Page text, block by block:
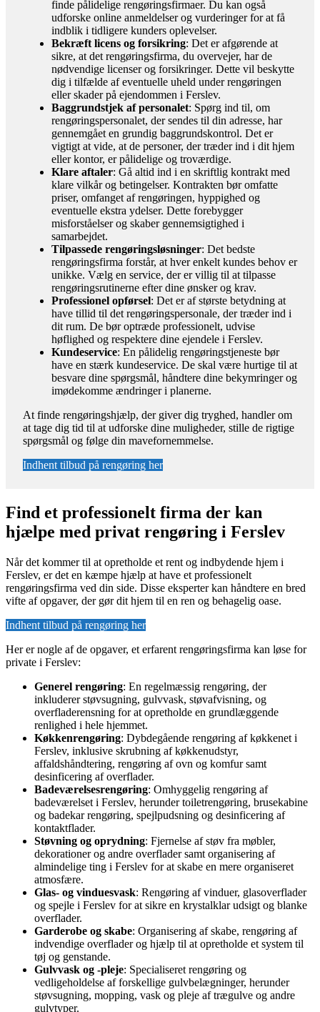
finde pålidelige rengøringsfirmaer. Du kan også
udforske online anmeldelser og vurderinger for at få
indblik i tidligere kunders oplevelser.
Bekræft licens og forsikring: Det er afgørende at
sikre, at det rengøringsfirma, du overvejer, har de
nødvendige licenser og forsikringer. Dette vil beskytte
dig i tilfælde af eventuelle uheld under rengøringen
eller skader på ejendommen i Ferslev.
Baggrundstjek af personalet: Spørg ind til, om
rengøringspersonalet, der sendes til din adresse, har
gennemgået en grundig baggrundskontrol. Det er
vigtigt at vide, at de personer, der træder ind i dit hjem
eller kontor, er pålidelige og troværdige.
Klare aftaler: Gå altid ind i en skriftlig kontrakt med
klare vilkår og betingelser. Kontrakten bør omfatte
priser, omfanget af rengøringen, hyppighed og
eventuelle ekstra ydelser. Dette forebygger
misforståelser og skaber gennemsigtighed i
samarbejdet.
Tilpassede rengøringsløsninger: Det bedste
rengøringsfirma forstår, at hver enkelt kundes behov er
unikke. Vælg en service, der er villig til at tilpasse
rengøringsrutinerne efter dine ønsker og krav.
Professionel opførsel: Det er af største betydning at
have tillid til det rengøringspersonale, der træder ind i
dit rum. De bør optræde professionelt, udvise
høflighed og respektere dine ejendele i Ferslev.
Kundeservice: En pålidelig rengøringstjeneste bør
have en stærk kundeservice. De skal være hurtige til at
besvare dine spørgsmål, håndtere dine bekymringer og
imødekomme ændringer i planerne.
At finde rengøringshjælp, der giver dig tryghed, handler om
at tage dig tid til at udforske dine muligheder, stille de rigtige
spørgsmål og følge din mavefornemmelse.
Indhent tilbud på rengøring her
Find et professionelt firma der kan
hjælpe med privat rengøring i Ferslev
Når det kommer til at opretholde et rent og indbydende hjem i
Ferslev, er det en kæmpe hjælp at have et professionelt
rengøringsfirma ved din side. Disse eksperter kan håndtere en bred
vifte af opgaver, der gør dit hjem til en ren og behagelig oase.
Indhent tilbud på rengøring her
Her er nogle af de opgaver, et erfarent rengøringsfirma kan løse for
private i Ferslev:
Generel rengøring: En regelmæssig rengøring, der
inkluderer støvsugning, gulvvask, støvafvisning, og
overfladerensning for at opretholde en grundlæggende
renlighed i hele hjemmet.
Køkkenrengøring: Dybdegående rengøring af køkkenet i
Ferslev, inklusive skrubning af køkkenudstyr,
affaldshåndtering, rengøring af ovn og komfur samt
desinficering af overflader.
Badeværelsesrengøring: Omhyggelig rengøring af
badeværelset i Ferslev, herunder toiletrengøring, brusekabine
og badekar rengøring, spejlpudsning og desinficering af
kontaktflader.
Støvning og oprydning: Fjernelse af støv fra møbler,
dekorationer og andre overflader samt organisering af
almindelige ting i Ferslev for at skabe en mere organiseret
atmosfære.
Glas- og vinduesvask: Rengøring af vinduer, glasoverflader
og spejle i Ferslev for at sikre en krystalklar udsigt og blanke
overflader.
Garderobe og skabe: Organisering af skabe, rengøring af
indvendige overflader og hjælp til at opretholde et system til
tøj og genstande.
Gulvvask og -pleje: Specialiseret rengøring og
vedligeholdelse af forskellige gulvbelægninger, herunder
støvsugning, mopping, vask og pleje af trægulve og andre
gulvtyper.